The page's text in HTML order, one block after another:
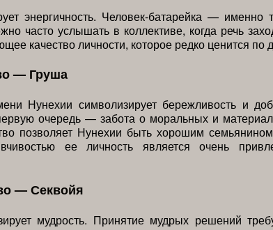
энергичность. Человек-батарейка — именно
часто услышать в коллективе, когда речь
качество личности, которое редко ценится по
— Груша
Нунехии символизирует бережливость и
очередь — забота о моральных и
позволяет Нунехии быть хорошим
ее личность является очень
— Секвойя
мудрость. Принятие мудрых решений